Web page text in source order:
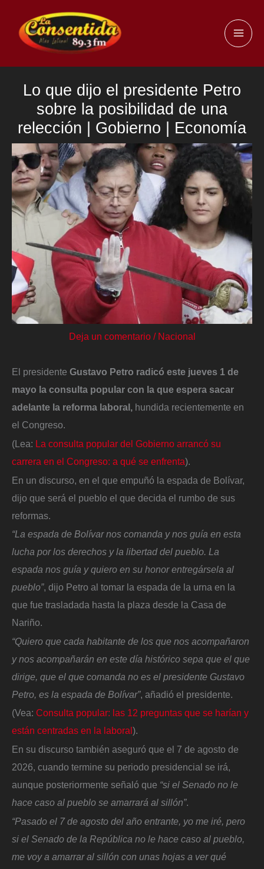
contenido
Lo que dijo el presidente Petro
sobre la posibilidad de una
relección | Gobierno | Economía
Deja un comentario / Nacional
El presidente Gustavo Petro radicó este jueves 1 de
mayo la consulta popular con la que espera sacar
adelante la reforma laboral, hundida recientemente en
el Congreso.
(Lea: La consulta popular del Gobierno arrancó su
carrera en el Congreso: a qué se enfrenta).
En un discurso, en el que empuñó la espada de Bolívar,
dijo que será el pueblo el que decida el rumbo de sus
reformas.
“La espada de Bolívar nos comanda y nos guía en esta
lucha por los derechos y la libertad del pueblo. La
espada nos guía y quiero en su honor entregársela al
pueblo”, dijo Petro al tomar la espada de la urna en la
que fue trasladada hasta la plaza desde la Casa de
Nariño.
“Quiero que cada habitante de los que nos acompañaron
y nos acompañarán en este día histórico sepa que el que
dirige, que el que comanda no es el presidente Gustavo
Petro, es la espada de Bolívar”, añadió el presidente.
(Vea: Consulta popular: las 12 preguntas que se harían y
están centradas en la laboral ).
En su discurso también aseguró que el 7 de agosto de
2026, cuando termine su periodo presidencial se irá,
aunque posteriormente señaló que “si el Senado no le
hace caso al pueblo se amarrará al sillón”.
“Pasado el 7 de agosto del año entrante, yo me iré, pero
si el Senado de la República no le hace caso al pueblo,
me voy a amarrar al sillón con unas hojas a ver qué